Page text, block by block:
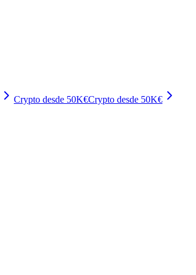
Crypto desde 50K€Crypto desde 50K€